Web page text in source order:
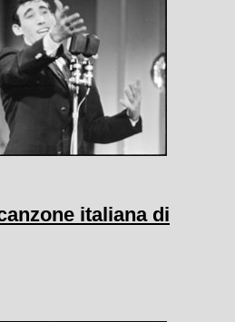
italiana di